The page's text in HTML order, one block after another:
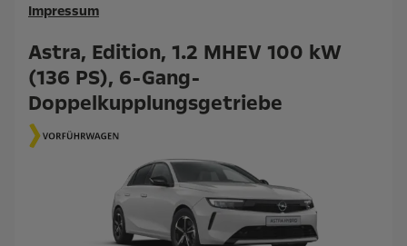
Astra, Edition, 1.2 MHEV 100 kW
(136 PS), 6-Gang-
Doppelkupplungsgetriebe
Impressum